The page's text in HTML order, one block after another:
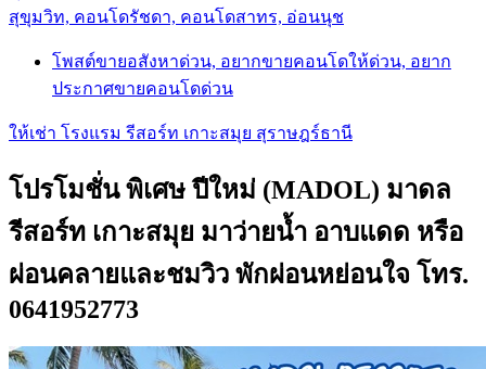
สุขุมวิท, คอนโดรัชดา, คอนโดสาทร, อ่อนนุช
โพสต์ขายอสังหาด่วน, อยากขายคอนโดให้ด่วน, อยาก
ประกาศขายคอนโดด่วน
ให้เช่า โรงแรม รีสอร์ท เกาะสมุย สุราษฎร์ธานี
โปรโมชั่น พิเศษ ปีใหม่ (MADOL) มาดล
รีสอร์ท เกาะสมุย มาว่ายนํ้า อาบแดด หรือ
ผ่อนคลายและชมวิว พักผ่อนหย่อนใจ โทร.
0641952773